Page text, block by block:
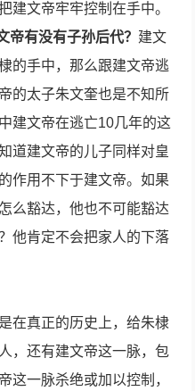
建文帝牢牢控制在手中。
帝有没有子孙后代？ 建文
的手中，那么跟建文帝逃
的太子朱文奎也是不知所
建文帝在逃亡10几年的这
道建文帝的儿子同样对皇
作用不下于建文帝。如果
么豁达，他也不可能豁达
他肯定不会把家人的下落
真正的历史上，给朱棣
，还有建文帝这一脉，包
这一脉杀绝或加以控制，